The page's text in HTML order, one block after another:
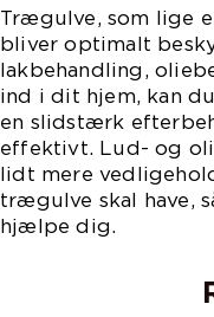
Trægulve, som lige
bliver optimalt
lakbehandling,
ind i dit hjem, kan
en slidstærk
effektivt. Lud- og
lidt mere
trægulve skal have,
hjælpe dig.